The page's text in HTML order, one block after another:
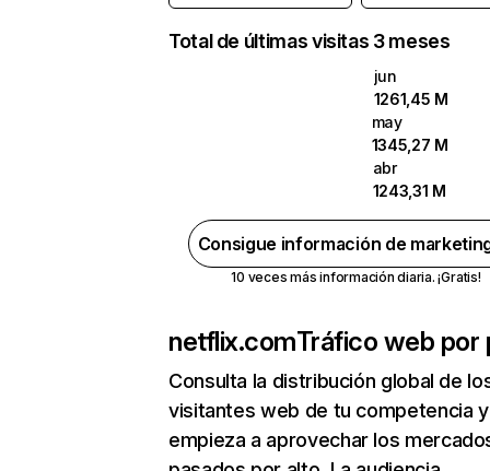
Total de últimas visitas 3 meses
jun
1261,45 M
may
1345,27 M
abr
1243,31 M
Consigue información de
10 veces más información diaria. ¡Gratis!
netflix.comTráfico web por
Consulta la distribución global de
visitantes web de tu competencia y
empieza a aprovechar los